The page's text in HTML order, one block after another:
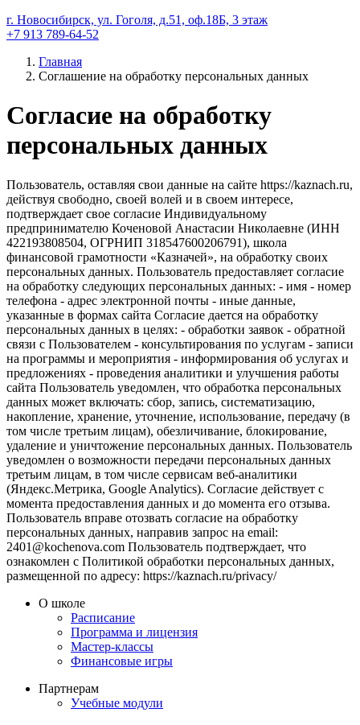
г. Новосибирск, ул. Гоголя, д.51, оф.18Б, 3 этаж
+7 913 789-64-52
Главная
Соглашение на обработку персональных данных
Согласие на обработку
персональных данных
Пользователь, оставляя свои данные на сайте https://kaznach.ru,
действуя свободно, своей волей и в своем интересе,
подтверждает свое согласие Индивидуальному
предпринимателю Коченовой Анастасии Николаевне (ИНН
422193808504, ОГРНИП 318547600206791), школа
финансовой грамотности «Казначей», на обработку своих
персональных данных. Пользователь предоставляет согласие
на обработку следующих персональных данных: - имя - номер
телефона - адрес электронной почты - иные данные,
указанные в формах сайта Согласие дается на обработку
персональных данных в целях: - обработки заявок - обратной
связи с Пользователем - консультирования по услугам - записи
на программы и мероприятия - информирования об услугах и
предложениях - проведения аналитики и улучшения работы
сайта Пользователь уведомлен, что обработка персональных
данных может включать: сбор, запись, систематизацию,
накопление, хранение, уточнение, использование, передачу (в
том числе третьим лицам), обезличивание, блокирование,
удаление и уничтожение персональных данных. Пользователь
уведомлен о возможности передачи персональных данных
третьим лицам, в том числе сервисам веб-аналитики
(Яндекс.Метрика, Google Analytics). Согласие действует с
момента предоставления данных и до момента его отзыва.
Пользователь вправе отозвать согласие на обработку
персональных данных, направив запрос на email:
2401@kochenova.com Пользователь подтверждает, что
ознакомлен с Политикой обработки персональных данных,
размещенной по адресу: https://kaznach.ru/privacy/
О школе
Расписание
Программа и лицензия
Мастер-классы
Финансовые игры
Партнерам
Учебные модули